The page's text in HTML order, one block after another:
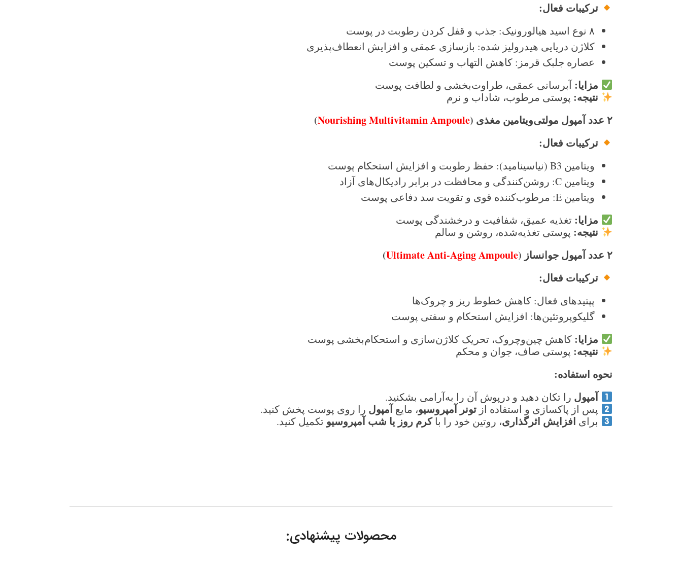
ترکیبات فعال:
۸ نوع اسید هیالورونیک: جذب و قفل کردن رطوبت در پوست
کلاژن دریایی هیدرولیز شده: بازسازی عمقی و افزایش انعطاف‌پذیری
عصاره جلبک قرمز: کاهش التهاب و تسکین پوست
مزایا: آبرسانی عمقی، طراوت‌بخشی و لطافت پوست
نتیجه: پوستی مرطوب، شاداب و نرم
۲ عدد آمپول مولتی‌ویتامین مغذی (
Nourishing Multivitamin Ampoule
)
ترکیبات فعال:
ویتامین B3 (نیاسینامید): حفظ رطوبت و افزایش استحکام پوست
ویتامین C: روشن‌کنندگی و محافظت در برابر رادیکال‌های آزاد
ویتامین E: مرطوب‌کننده قوی و تقویت سد دفاعی پوست
مزایا: تغذیه عمیق، شفافیت و درخشندگی پوست
نتیجه: پوستی تغذیه‌شده، روشن و سالم
۲ عدد آمپول جوانساز (
Ultimate Anti-Aging Ampoule
)
ترکیبات فعال:
پپتیدهای فعال: کاهش خطوط ریز و چروک‌ها
گلیکوپروتئین‌ها: افزایش استحکام و سفتی پوست
مزایا: کاهش چین‌وچروک، تحریک کلاژن‌سازی و استحکام‌بخشی پوست
نتیجه: پوستی صاف، جوان و محکم
نحوه استفاده:
آمپول را تکان دهید و درپوش آن را به‌آرامی بشکنید.
پس از پاکسازی و استفاده از تونر آمپروسیو، مایع آمپول را روی پوست پخش کنید.
برای افزایش اثرگذاری، روتین خود را باکرم روز یا شب آمپروسیو تکمیل کنید.
محصولات پیشنهادی: